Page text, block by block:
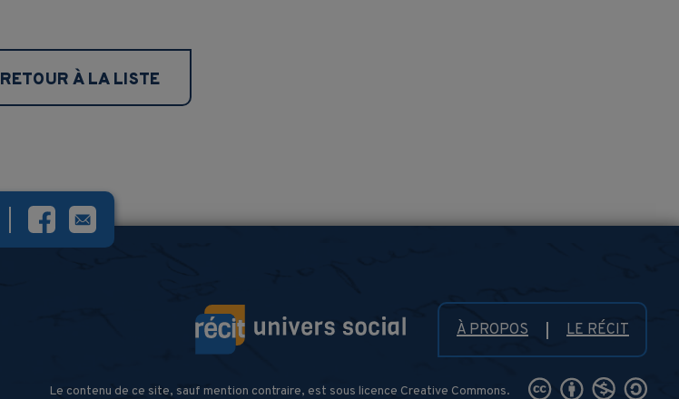
RETOUR À LA LISTE
À PROPOS LE RÉCIT
Le contenu de ce site, sauf mention contraire, est sous licence Creative Commons.